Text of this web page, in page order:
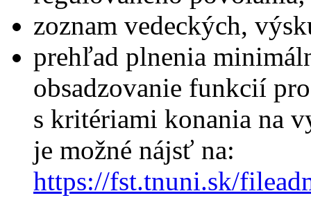
zoznam vedeckých,
prehľad plnenia
obsadzovanie funkcií
s kritériami konania na
je možné nájsť na:
https://fst.tnuni.sk/